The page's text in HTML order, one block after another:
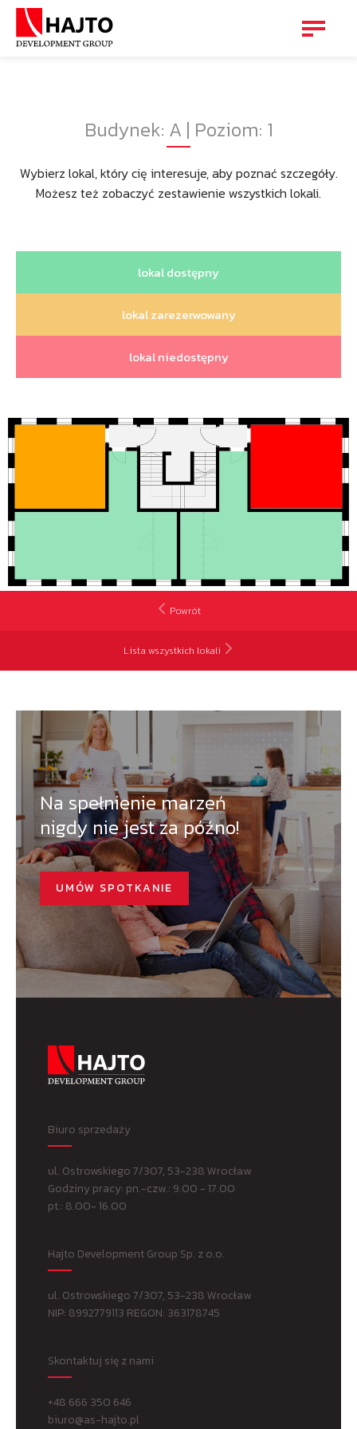
Budynek: A | Poziom: 1
Wybierz lokal, który cię interesuje, aby poznać szczegóły.
Możesz też zobaczyć zestawienie wszystkich lokali.
lokal dostępny
lokal zarezerwowany
lokal niedostępny
Powrót
Lista wszystkich lokali
Na spełnienie marzeń
nigdy nie jest za późno!
UMÓW SPOTKANIE
Biuro sprzedaży
ul. Ostrowskiego 7/307, 53-238 Wrocław
Godziny pracy: pn.-czw.: 9.00 - 17.00
pt.: 8.00- 16.00
Hajto Development Group Sp. z o.o.
ul. Ostrowskiego 7/307, 53-238 Wrocław
NIP: 8992779113 REGON: 363178745
Skontaktuj się z nami
+48 666 350 646
biuro@as-hajto.pl